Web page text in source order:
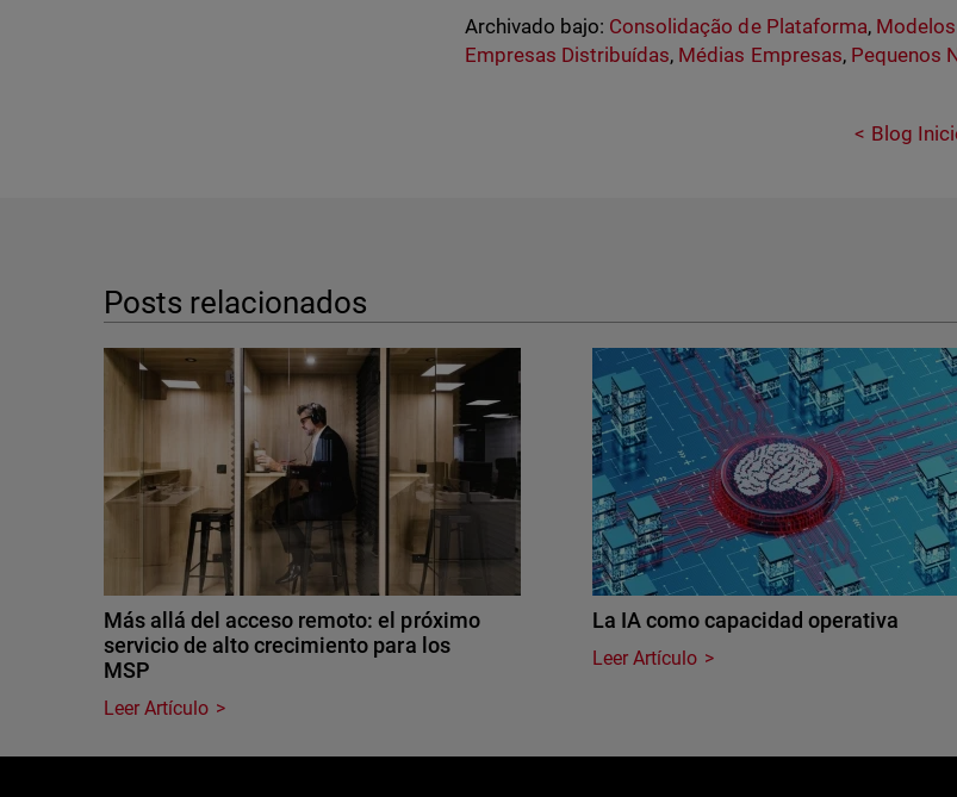
Archivado bajo: Consolidação de Plataforma,
Empresas Distribuídas, Médias Empresas, Pequenos
Blog
Posts relacionados
Más allá del acceso remoto: el próximo
servicio de alto crecimiento para los
MSP
Leer Artículo
La IA como capacidad operativa
Leer Artículo